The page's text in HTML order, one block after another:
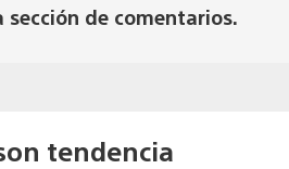
sección de comentarios.
tendencia